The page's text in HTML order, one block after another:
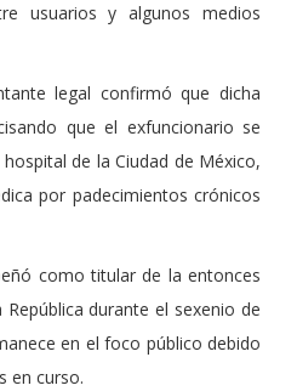
usuarios y algunos medios
legal confirmó que dicha
que el exfuncionario se
de la Ciudad de México,
por padecimientos crónicos
como titular de la entonces
durante el sexenio de
en el foco público debido
en curso.